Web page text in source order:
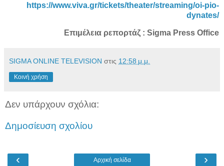
https://www.viva.gr/tickets/theater/streaming/oi-pio-
dynates/
Επιμέλεια ρεπορτάζ : Sigma Press Office
SIGMA ONLINE TELEVISION στις 12:58 μ.μ.
Κοινή χρήση
Δεν υπάρχουν σχόλια:
Δημοσίευση σχολίου
‹ ›
Αρχική σελίδα